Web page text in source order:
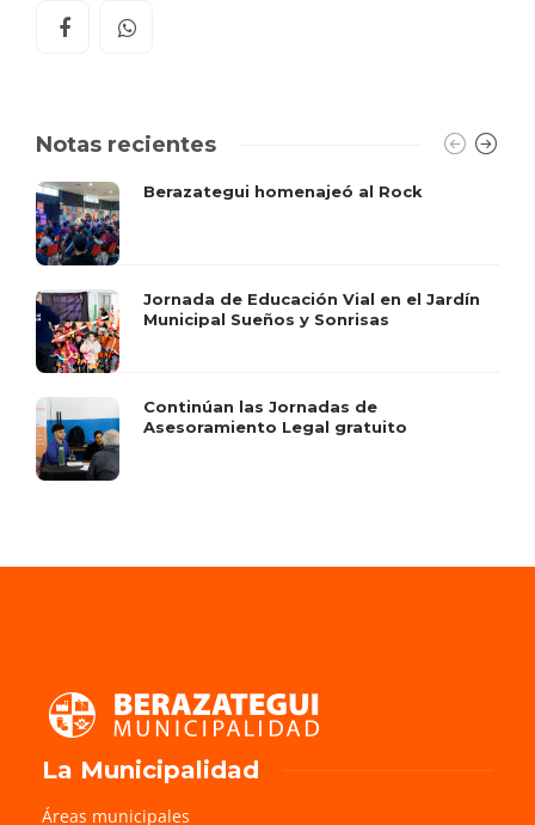
Notas recientes
Berazategui homenajeó al Rock
Jornada de Educación Vial en el Jardín
Municipal Sueños y Sonrisas
Continúan las Jornadas de
Asesoramiento Legal gratuito
La Municipalidad
Áreas municipales